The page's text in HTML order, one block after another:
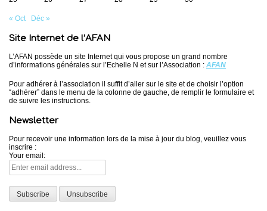
« Oct Déc »
Site Internet de l’AFAN
L’AFAN possède un site Internet qui vous propose un grand nombre
d’informations générales sur l’Echelle N et sur l’Association : AFAN
Pour adhérer à l’association il suffit d’aller sur le site et de choisir l’option
“adhérer” dans le menu de la colonne de gauche, de remplir le formulaire et
de suivre les instructions.
Newsletter
Pour recevoir une information lors de la mise à jour du blog, veuillez vous
inscrire :
Your email: